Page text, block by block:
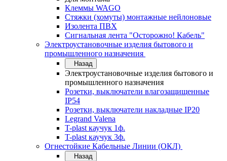
Клеммы WAGO
Стяжки (хомуты) монтажные нейлоновые
Изолента ПВХ
Сигнальная лента "Осторожно! Кабель"
Электроустановочные изделия бытового и
промышленного назначения
Назад
Электроустановочные изделия бытового и
промышленного назначения
Розетки, выключатели влагозащищенные
IP54
Розетки, выключатели накладные IP20
Legrand Valena
T-plast каучук 1ф.
T-plast каучук 3ф.
Огнестойкие Кабельные Линии (ОКЛ)
Назад